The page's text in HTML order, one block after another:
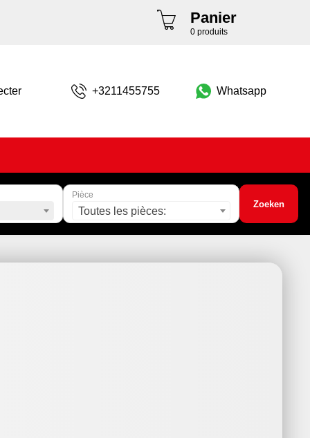
Panier
0 produits
Whatsapp
+3211455755
Pièce
Toutes les pièces:
Zoeken